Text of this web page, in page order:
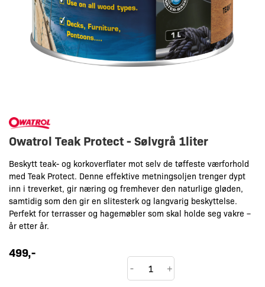
Owatrol Teak Protect - Sølvgrå 1liter
Beskytt teak- og korkoverflater mot selv de tøffeste værforhold
med Teak Protect. Denne effektive metningsoljen trenger dypt
inn i treverket, gir næring og fremhever den naturlige gløden,
samtidig som den gir en slitesterk og langvarig beskyttelse.
Perfekt for terrasser og hagemøbler som skal holde seg vakre –
år etter år.
499,-
Owatrol
Teak
- +